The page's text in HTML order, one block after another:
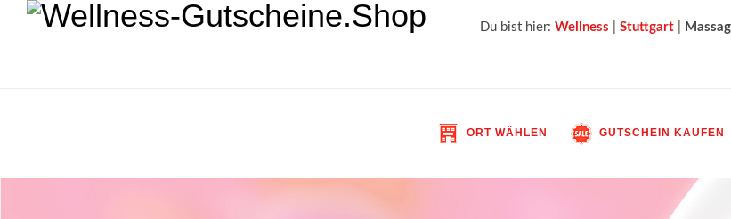
ORT WÄHLEN GUTSCHEIN KAUFEN
Du bist hier: Wellness Stuttgart